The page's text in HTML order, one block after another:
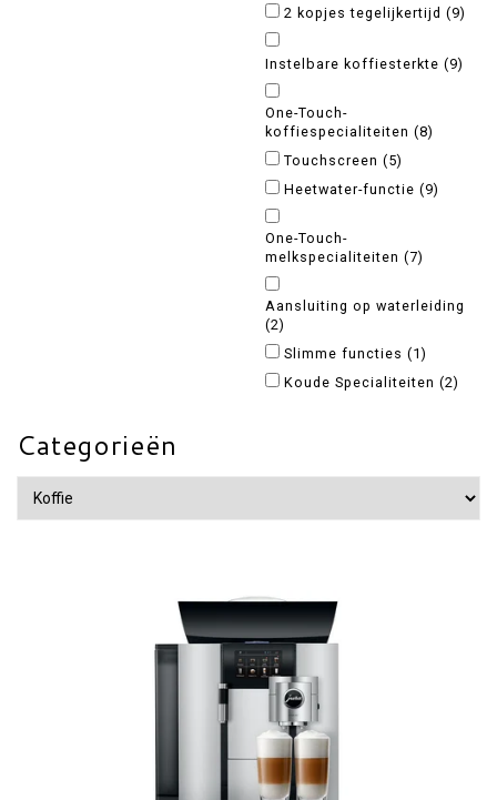
2 kopjes tegelijkertijd (9)
Instelbare koffiesterkte (9)
One-Touch-
koffiespecialiteiten (8)
Touchscreen (5)
Heetwater-functie (9)
One-Touch-
melkspecialiteiten (7)
Aansluiting op waterleiding
(2)
Slimme functies (1)
Koude Specialiteiten (2)
Categorieën